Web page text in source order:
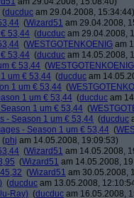
(ducduc am 29.04.2008, 15:34:44)
(Wizard51 am 29.04.2008,
53,44 (ducduc am 29.04.2008,
(WESTGOTENKOENIG am
53,44 (ducduc am 14.05.2008,
€ 53,44 (WESTGOTENKOENIG
um € 53,44 (ducduc am
1 um € 53,44 (
1 um € 53,44 (ducduc am
1 um € 53,44 (
- Season 1 um € 53,44 (ducduc
- Season 1 um € 53,44 (
(phj am 14.05.2008, 19:09:53)
(Wizard51 am 14.05.2008,
(Wizard51 am 14.05.2008,
(Wizard51 am 30.05.2008,
(ducduc am 13.05.2008,
Ray) (ducduc am 16.05.2008,